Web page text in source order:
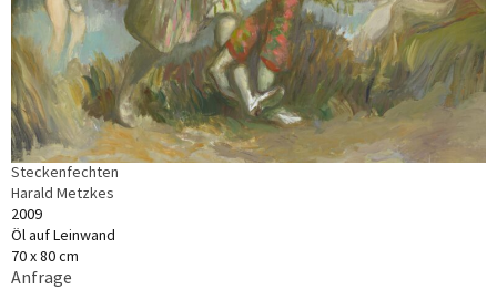
Steckenfechten
Harald Metzkes
2009
Öl auf Leinwand
70 x 80 cm
Anfrage